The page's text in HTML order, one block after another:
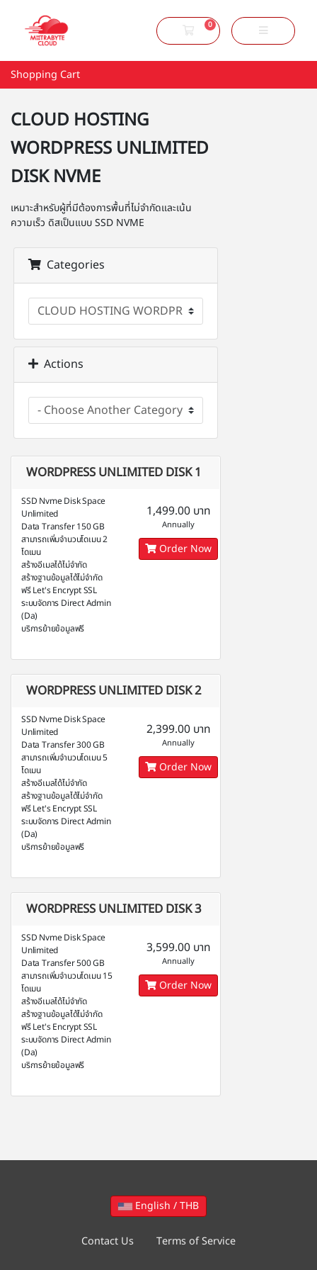
0
Shopping Cart
Shopping Cart
CLOUD HOSTING
WORDPRESS UNLIMITED
DISK NVME
เหมาะสำหรับผู้ที่มีต้องการพื้นที่ไม่จำกัดและเน้น
ความเร็ว ดิสเป็นแบบ SSD NVME
Categories
Actions
WORDPRESS UNLIMITED DISK 1
SSD Nvme Disk Space
Unlimited
Data Transfer 150 GB
สามารถเพิ่มจำนวนโดเมน 2
โดเมน
สร้างอีเมลได้ไม่จำกัด
สร้างฐานข้อมูลได้ไม่จำกัด
ฟรี Let's Encrypt SSL
ระบบจัดการ Direct Admin
(Da)
บริการย้ายข้อมูลฟรี
1,499.00 บาท
Annually
Order Now
WORDPRESS UNLIMITED DISK 2
SSD Nvme Disk Space
Unlimited
Data Transfer 300 GB
สามารถเพิ่มจำนวนโดเมน 5
โดเมน
สร้างอีเมลได้ไม่จำกัด
สร้างฐานข้อมูลได้ไม่จำกัด
ฟรี Let's Encrypt SSL
ระบบจัดการ Direct Admin
(Da)
บริการย้ายข้อมูลฟรี
2,399.00 บาท
Annually
Order Now
WORDPRESS UNLIMITED DISK 3
SSD Nvme Disk Space
Unlimited
Data Transfer 500 GB
สามารถเพิ่มจำนวนโดเมน 15
โดเมน
สร้างอีเมลได้ไม่จำกัด
สร้างฐานข้อมูลได้ไม่จำกัด
ฟรี Let's Encrypt SSL
ระบบจัดการ Direct Admin
(Da)
บริการย้ายข้อมูลฟรี
3,599.00 บาท
Annually
Order Now
English / THB
Contact Us Terms of Service